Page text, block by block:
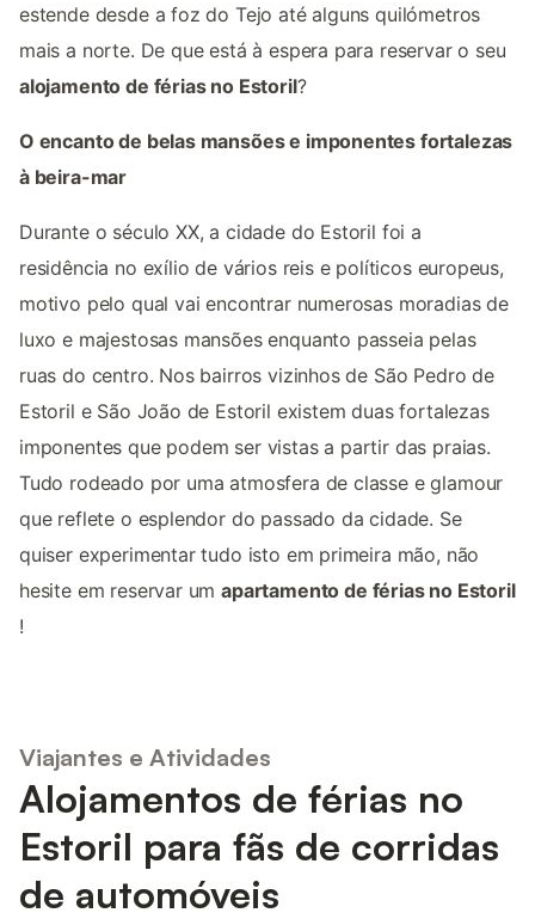
estende desde a foz do Tejo até alguns quilómetros
mais a norte. De que está à espera para reservar o seu
alojamento de férias no Estoril?
O encanto de belas mansões e imponentes fortalezas
à beira-mar
Durante o século XX, a cidade do Estoril foi a
residência no exílio de vários reis e políticos europeus,
motivo pelo qual vai encontrar numerosas moradias de
luxo e majestosas mansões enquanto passeia pelas
ruas do centro. Nos bairros vizinhos de São Pedro de
Estoril e São João de Estoril existem duas fortalezas
imponentes que podem ser vistas a partir das praias.
Tudo rodeado por uma atmosfera de classe e glamour
que reflete o esplendor do passado da cidade. Se
quiser experimentar tudo isto em primeira mão, não
hesite em reservar umapartamento de férias no Estoril
!
Viajantes e Atividades
Alojamentos de férias no
Estoril para fãs de corridas
de automóveis